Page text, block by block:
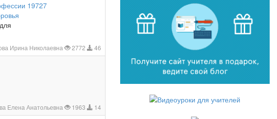
19727
Ирина Николаевна 2772 46
Елена Анатольевна 1963 14